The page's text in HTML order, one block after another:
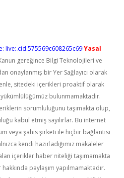
live:.cid.575569c608265c69Yasal
gereğince Bilgi Teknolojileri ve
onaylanmış bir Yer Sağlayıcı olarak
sitedeki içerikleri proaktif olarak
bulunmamaktadır.
sorumluluğunu taşımakta olup,
kabul etmiş sayılırlar. Bu internet
veya şahıs şirketi ile hiçbir bağlantısı
kendi hazırladığımız makaleler
içerikler haber niteliği taşımamakta
paylaşım yapılmamaktadır.